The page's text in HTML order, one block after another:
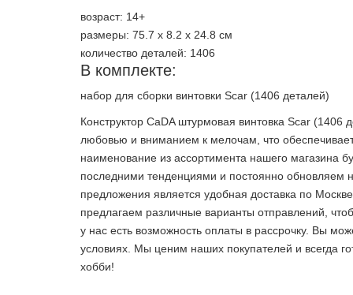
возраст: 14+
размеры: 75.7 х 8.2 х 24.8 см
количество деталей: 1406
В комплекте:
набор для сборки винтовки Scar (1406 деталей)
Конструктор CaDA штурмовая винтовка Scar (1406
любовью и вниманием к мелочам, что
наименование из ассортимента нашего магазина
последними тенденциями и постоянно обновляем
предложения является удобная доставка по
предлагаем различные варианты отправлений,
у нас есть возможность оплаты в рассрочку. Вы
условиях. Мы ценим наших покупателей и всегда
хобби!